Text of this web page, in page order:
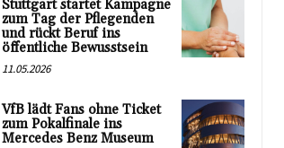
Stuttgart startet Kampagne
zum Tag der Pflegenden
und rückt Beruf ins
öffentliche Bewusstsein
11.05.2026
VfB lädt Fans ohne Ticket
zum Pokalfinale ins
Mercedes Benz Museum